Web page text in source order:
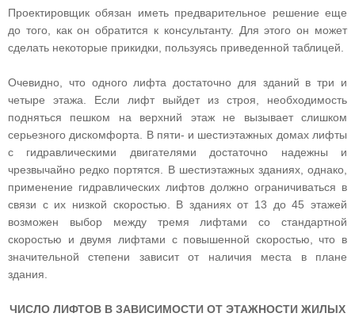
Проектировщик обязан иметь предварительное решение еще
до того, как он обратится к консультанту. Для этого он может
сделать некоторые прикидки, пользуясь приведенной таблицей.
Очевидно, что одного лифта достаточно для зданий в три и
четыре этажа. Если лифт выйдет из строя, необходимость
подняться пешком на верхний этаж не вызывает слишком
серьезного дискомфорта. В пяти- и шестиэтажных домах лифты
с гидравлическими двигателями достаточно надежны и
чрезвычайно редко портятся. В шестиэтажных зданиях, однако,
применение гидравлических лифтов должно ограничиваться в
связи с их низкой скоростью. В зданиях от 13 до 45 этажей
возможен выбор между тремя лифтами со стандартной
скоростью и двумя лифтами с повышенной скоростью, что в
значительной степени зависит от наличия места в плане
здания.
ЧИСЛО ЛИФТОВ В ЗАВИСИМОСТИ ОТ ЭТАЖНОСТИ ЖИЛЫХ